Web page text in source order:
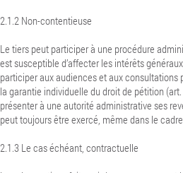
2.1.2 Non-contentieuse
Le tiers peut participer à une procédure
est susceptible d’affecter les intérêts
participer aux audiences et aux consultations
la garantie individuelle du droit de pétition
présenter à une autorité administrative ses
peut toujours être exercé, même dans le
2.1.3 Le cas échéant, contractuelle